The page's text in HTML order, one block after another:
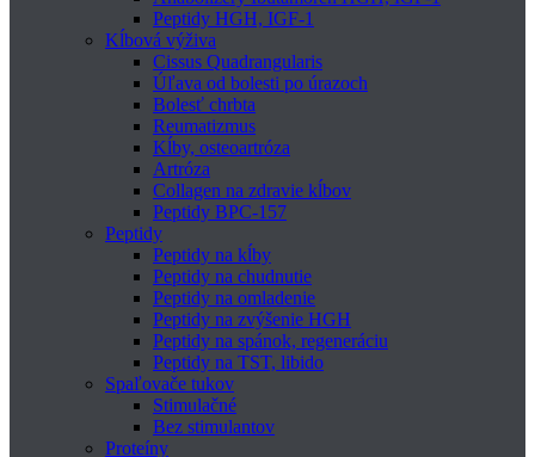
Peptidy HGH, IGF-1
Kĺbová výživa
Cissus Quadrangularis
Úľava od bolesti po úrazoch
Bolesť chrbta
Reumatizmus
Kĺby, osteoartróza
Artróza
Collagen na zdravie kĺbov
Peptidy BPC-157
Peptidy
Peptidy na kĺby
Peptidy na chudnutie
Peptidy na omladenie
Peptidy na zvýšenie HGH
Peptidy na spánok, regeneráciu
Peptidy na TST, libido
Spaľovače tukov
Stimulačné
Bez stimulantov
Proteíny